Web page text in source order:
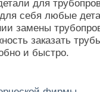
для
себя любые
замены
заказать
и быстро.